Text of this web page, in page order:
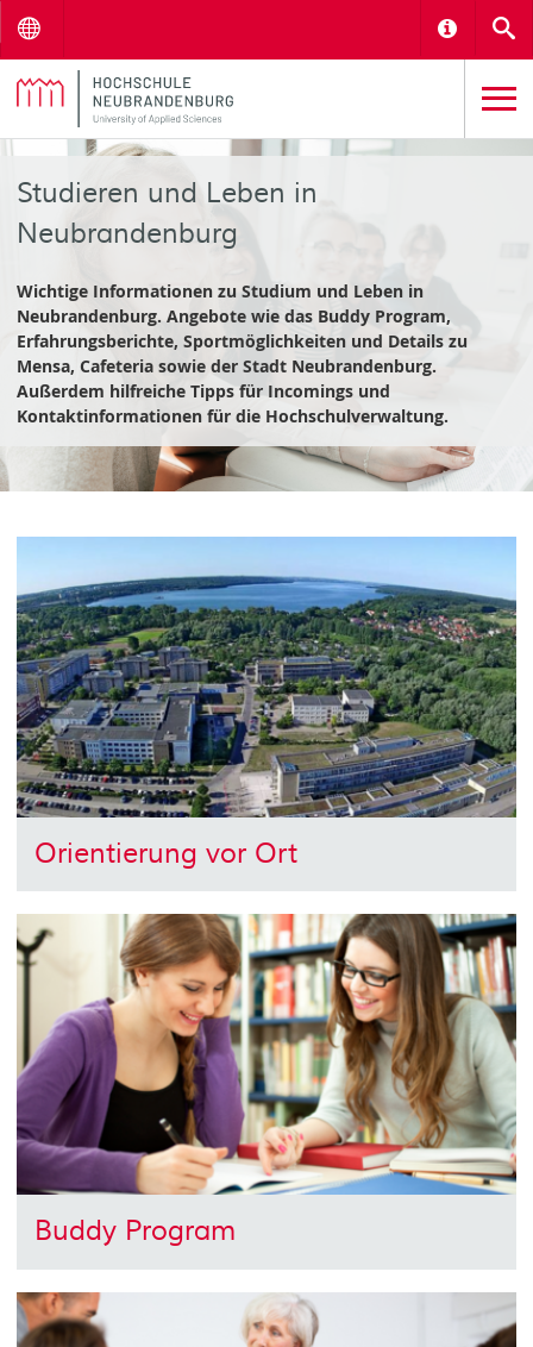
Studieren und Leben in
Neubrandenburg
Wichtige Informationen zu Studium und Leben in
Neubrandenburg. Angebote wie das Buddy Program,
Erfahrungsberichte, Sportmöglichkeiten und Details zu
Mensa, Cafeteria sowie der Stadt Neubrandenburg.
Außerdem hilfreiche Tipps für Incomings und
Kontaktinformationen für die Hochschulverwaltung.
Orientierung vor Ort
Buddy Program